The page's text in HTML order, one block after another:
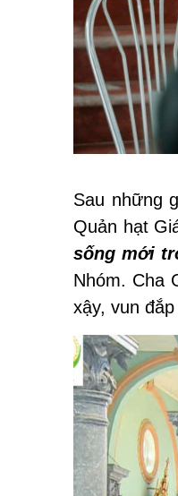
Sau những
Quản hạt
sống mới
Nhóm. Cha
xậy, vun